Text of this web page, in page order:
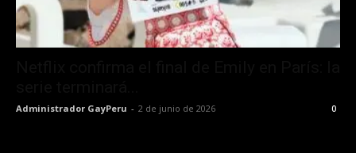
Administrador GayPeru - 2 de junio de 2026 0